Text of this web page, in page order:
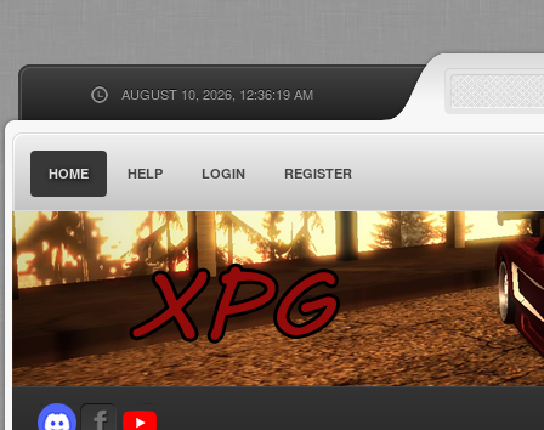
AUGUST 10, 2026, 12:36:19 AM
HOME HELP LOGIN REGISTER